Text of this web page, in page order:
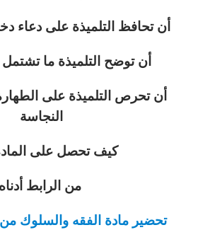
أن تحافظ التلميذة على دعاء
أن توضح التلميذة ما تشتمل
أن تحرص التلميذة على
النجاسة
كيف تحصل على
من الرابط أدناه
تحضير مادة الفقه والسلوك من